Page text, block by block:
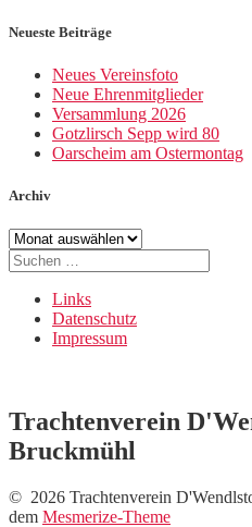
Neueste Beiträge
Neues Vereinsfoto
Neue Ehrenmitglieder
Versammlung 2026
Gotzlirsch Sepp wird 80
Oarscheim am Ostermontag
Archiv
Archiv
Suche
nach:
Links
Datenschutz
Impressum
Trachtenverein
Bruckmühl
© 2026 Trachtenverein
dem Mesmerize-Theme